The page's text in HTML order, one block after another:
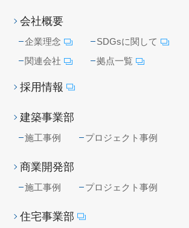
会社概要
企業理念
SDGsに関して
関連会社
拠点一覧
採用情報
建築事業部
施工事例 プロジェクト事例
商業開発部
施工事例 プロジェクト事例
住宅事業部